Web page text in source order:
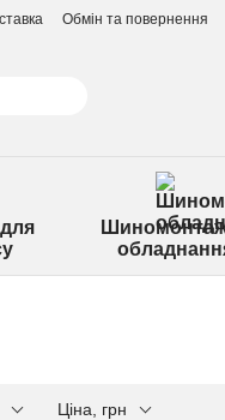
контентуОбмін та повернення
Ціна, грн